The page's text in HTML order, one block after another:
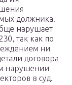
должника.
нарушает
так как по
ни
договора
нарушении
в суд.